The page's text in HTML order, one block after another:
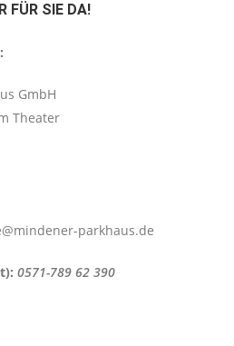
FÜR SIE DA!
GmbH
Theater
parkhaus.de
0571-789 62 390